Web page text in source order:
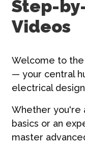
Contato
Português | PT
Step-
Videos
Welcome to
— your central
electrical
Whether you're
basics or an
master